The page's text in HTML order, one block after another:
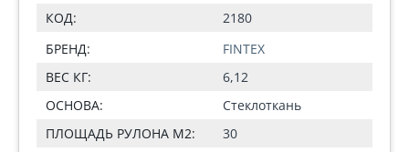
КОД:
2180
БРЕНД:
FINTEX
ВЕС КГ:
6,12
ОСНОВА:
Стеклоткань
ПЛОЩАДЬ РУЛОНА М2:
30